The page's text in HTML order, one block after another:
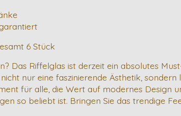
6 Stück
Das Riffelglas ist derzeit ein absolutes
nur eine faszinierende Ästhetik,
für alle, die Wert auf modernes Design
so beliebt ist. Bringen Sie das trendige